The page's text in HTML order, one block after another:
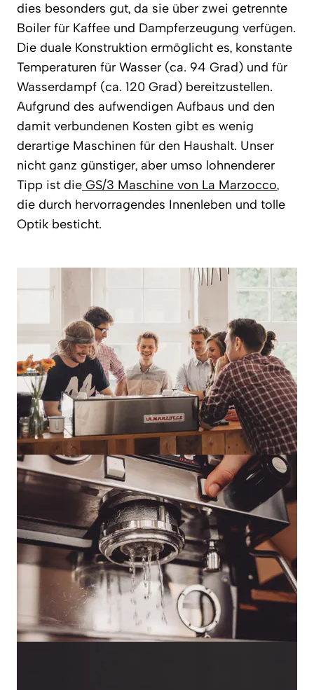
dies besonders gut, da sie über zwei getrennte
Boiler für Kaffee und Dampferzeugung verfügen.
Die duale Konstruktion ermöglicht es, konstante
Temperaturen für Wasser (ca. 94 Grad) und für
Wasserdampf (ca. 120 Grad) bereitzustellen.
Aufgrund des aufwendigen Aufbaus und den
damit verbundenen Kosten gibt es wenig
derartige Maschinen für den Haushalt. Unser
nicht ganz günstiger, aber umso lohnenderer
Tipp ist die GS/3 Maschine von La Marzocco,
die durch hervorragendes Innenleben und tolle
Optik besticht.